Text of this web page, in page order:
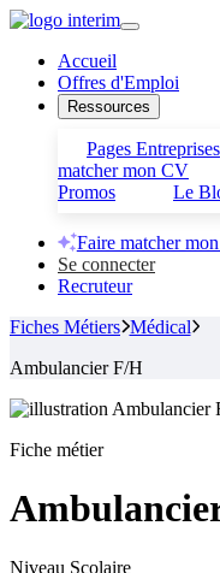
Accueil
Offres d'Emploi
Ressources
Pages Entreprises
matcher mon CV
Promos
Le
Faire matcher
Se connecter
Recruteur
Fiches Métiers Médical
Ambulancier F/H
Fiche métier
Niveau Scolaire